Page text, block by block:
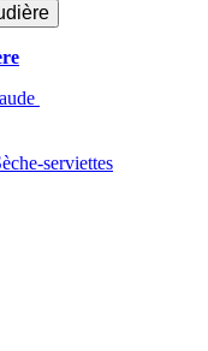
serviettes